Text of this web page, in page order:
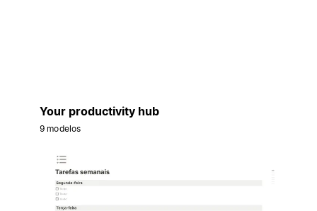
Your productivity hub
9 modelos